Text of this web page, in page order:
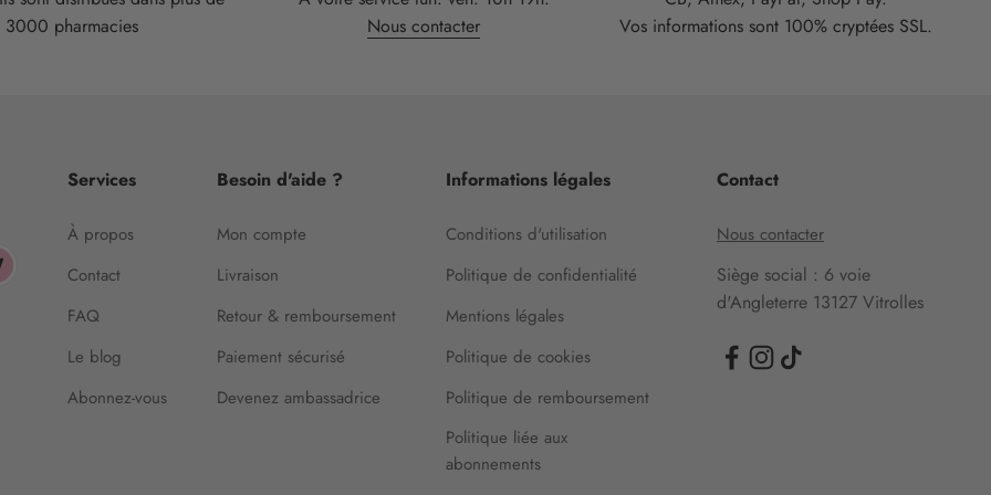
3000 pharmacies
Nous contacter
Vos informations sont 100% cryptées SSL.
Services
À propos
Contact
FAQ
Le blog
Abonnez-vous
Besoin d'aide ?
Mon compte
Livraison
Retour & remboursement
Paiement sécurisé
Devenez ambassadrice
Informations légales
Conditions d'utilisation
Politique de confidentialité
Mentions légales
Politique de cookies
Politique de remboursement
Politique liée aux
abonnements
Contact
Nous contacter
Siège social : 6 voie
d'Angleterre 13127 Vitrolles